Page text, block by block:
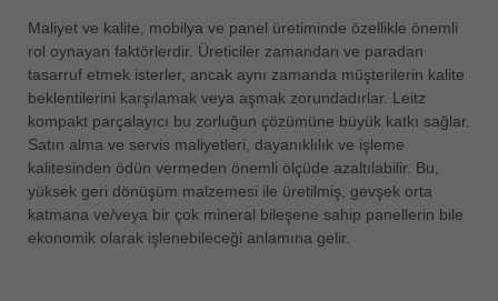
USA
english
Việt Nam
tiếng việt
中国
中文
ประเทศไทย
Maliyet ve kalite, mobilya ve panel üretiminde özellikle önemli
rol oynayan faktörlerdir. Üreticiler zamandan ve paradan
tasarruf etmek isterler, ancak aynı zamanda müşterilerin kalite
beklentilerini karşılamak veya aşmak zorundadırlar. Leitz
kompakt parçalayıcı bu zorluğun çözümüne büyük katkı sağlar.
Satın alma ve servis maliyetleri, dayanıklılık ve işleme
kalitesinden ödün vermeden önemli ölçüde azaltılabilir. Bu,
yüksek geri dönüşüm malzemesi ile üretilmiş, gevşek orta
katmana ve/veya bir çok mineral bileşene sahip panellerin bile
ekonomik olarak işlenebileceği anlamına gelir.